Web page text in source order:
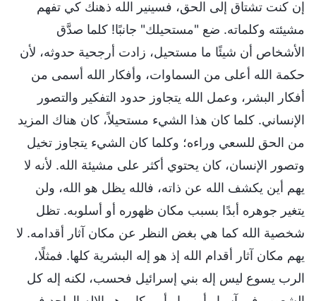
إن كنت تشتاق إلى الحق، فسينير الله ذهنك كي تفهم
مشيئته وكلماته. ضع "مستحيلك" جانبًا! كلما صدَّق
الأشخاص أن شيئًا ما مستحيل، زادت أرجحية حدوثه، لأن
حكمة الله أعلى من السماوات، وأفكار الله أسمى من
أفكار البشر، وعمل الله يتجاوز حدود التفكير والتصور
الإنساني. كلما كان هذا الشيء مستحيلاً، كان هناك المزيد
من الحق للسعي وراءه؛ وكلما كان الشيء يتجاوز تخيل
وتصور الإنسان، كان يحتوي أكثر على مشيئة الله. لأنه لا
يهم أين يكشف الله عن ذاته، فالله يظل هو الله، ولن
يتغير جوهره أبدًا بسبب مكان ظهوره أو أسلوبه. تظل
شخصية الله كما هي بغض النظر عن مكان آثار أقدامه. لا
يهم مكان آثار أقدام الله إذ هو إله البشرية كلها. فمثلًا،
الرب يسوع ليس إله بني إسرائيل فحسب، لكنه إله كل